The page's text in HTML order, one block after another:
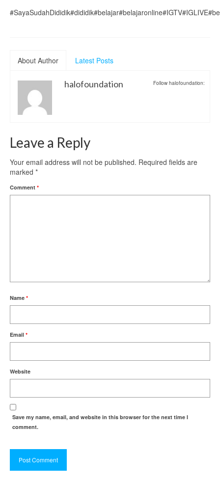
About Author Latest Posts
Follow halofoundation:
halofoundation
Leave a Reply
Your email address will not be published. Required fields are
marked *
Comment *
Name *
Email *
Website
Save my name, email, and website in this browser for the next time I
comment.